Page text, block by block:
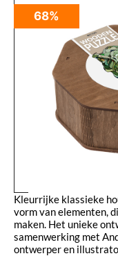
Kleurrijke klassieke
vorm van elementen,
maken. Het unieke
samenwerking met
ontwerper en
68%